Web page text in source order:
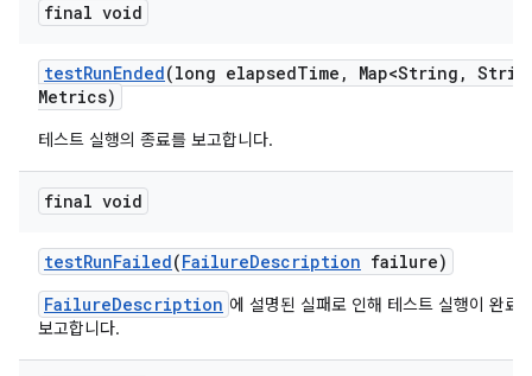
final void
testRunEnded(long elapsedTime , Map<String ,
Metrics)
테스트 실행의 종료를 보고합니다.
final void
testRunFailed(FailureDescription failure)
FailureDescription 에 설명된 실패로 인해 테스트 실행이 완료
보고합니다.